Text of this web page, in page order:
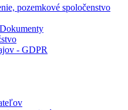
pozemkové spoločenstvo
- GDPR